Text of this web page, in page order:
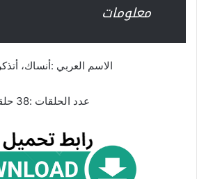
معلومات
الاسم العربي :أنساك،
عدد الحلقات :38 حلقة